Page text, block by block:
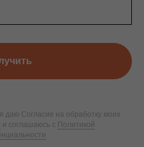
даю Согласие на обработку моих
и соглашаюсь с Политикой